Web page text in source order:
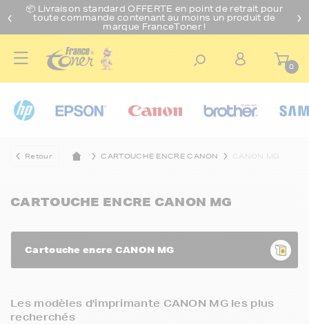
📦 Livraison standard OFFERTE en point de retrait pour
toute commande contenant au moins un produit de
marque FranceToner !
0
Retour CARTOUCHE ENCRE CANON CANON MG
CARTOUCHE ENCRE CANON MG
Cartouche encre CANON MG
Les modèles d'imprimante CANON MG les plus
recherchés